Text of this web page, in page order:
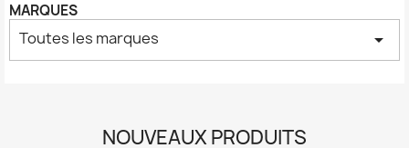
MARQUES
Toutes les marques arrow_drop_down
NOUVEAUX PRODUITS